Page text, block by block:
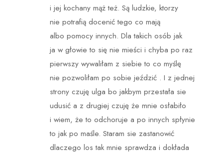
i jej kochany mąż też. Są ludzkie, ktorzy
nie potrafią docenić tego co mają
albo pomocy innych. Dla takich osób jak
ja w głowie to się nie mieści i chyba po raz
pierwszy wywaliłam z siebie to co myślę
nie pozwoliłam po sobie jeździć . I z jednej
strony czuję ulga bo jakbym przestała sie
udusić a z drugiej czuję że mnie osłabiło
i wiem, że to odchoruje a po innych spłynie
to jak po maśle. Staram sie zastanowić
dlaczego los tak mnie sprawdza i dokłada